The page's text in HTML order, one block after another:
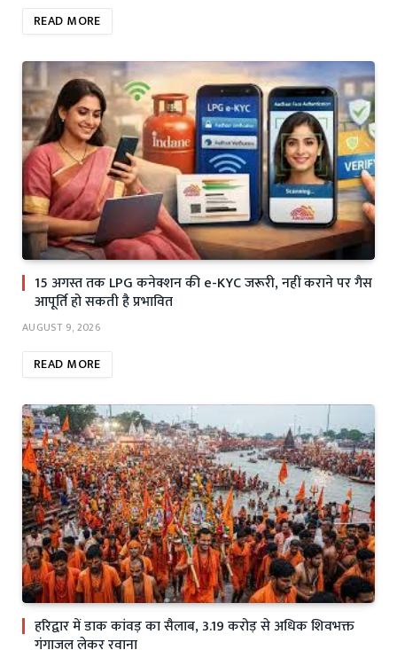
READ MORE
15 अगस्त तक LPG कनेक्शन की e-KYC जरूरी, नहीं कराने पर गैस
आपूर्ति हो सकती है प्रभावित
AUGUST 9, 2026
READ MORE
हरिद्वार में डाक कांवड़ का सैलाब, 3.19 करोड़ से अधिक शिवभक्त
गंगाजल लेकर रवाना